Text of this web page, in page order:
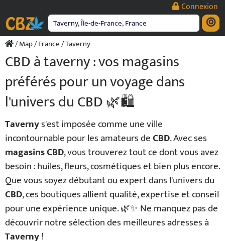
contenu
Connexion
/Map/France/ Taverny
CBD à taverny : vos magasins
préférés pour un voyage dans
l'univers du CBD 🌿🛍️
Tavernys'est imposée comme une ville
incontournable pour les amateurs deCBD. Avec ses
magasins CBD, vous trouverez tout ce dont vous avez
besoin : huiles, fleurs, cosmétiques et bien plus encore.
Que vous soyez débutant ou expert dans l'univers du
CBD, ces boutiques allient qualité, expertise et conseil
pour une expérience unique. 🌿✨ Ne manquez pas de
découvrir notre sélection des meilleures adresses à
Taverny!